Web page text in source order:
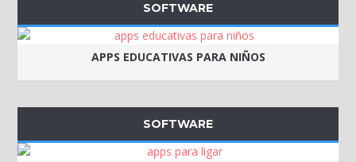
SOFTWARE
APPS EDUCATIVAS PARA NIÑOS
SOFTWARE